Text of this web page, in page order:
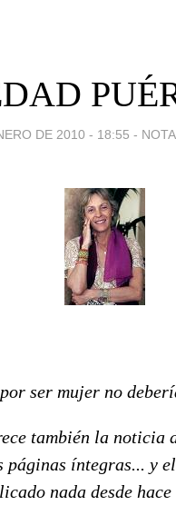
DE 2010 - 18:55 -
ser mujer no
también la noticia
páginas íntegras... y
nada desde